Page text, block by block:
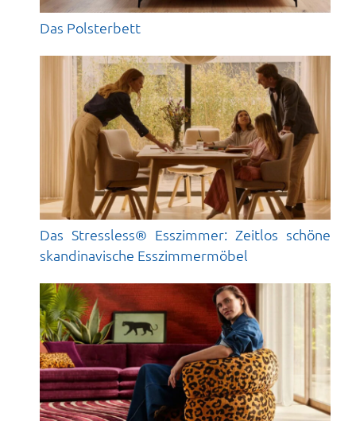
Das Polsterbett
Das Stressless® Esszimmer: Zeitlos schöne
skandinavische Esszimmermöbel